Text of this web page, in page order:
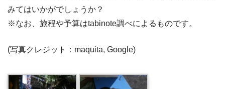
みてはいかがでしょうか？
※なお、旅程や予算はtabinote調べによるものです。
(写真クレジット：maquita, Google)